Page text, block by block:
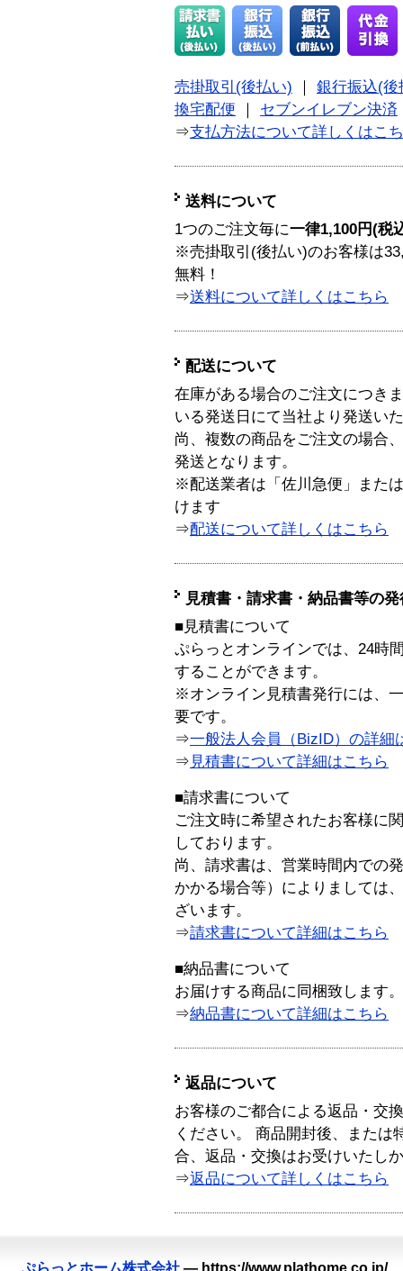
売掛取引(後払い)
銀行振込(後
換宅配便
セブンイレブン決済
⇒支払方法について詳しくはこ
送料について
1つのご注文毎に一律1,100円(税
※売掛取引(後払い)のお客様は
無料！
⇒送料について詳しくはこちら
配送について
在庫がある場合のご注文につき
いる発送日にて当社より発送い
尚、複数の商品をご注文の場合
発送となります。
※配送業者は「佐川急便」また
けます
⇒配送について詳しくはこちら
見積書・請求書・納品書等の
■見積書について
ぷらっとオンラインでは、24時
することができます。
※オンライン見積書発行には、
要です。
⇒一般法人会員（BizID）の詳細
⇒ 見積書について詳細はこちら
■請求書について
ご注文時に希望されたお客様に
しております。
尚、請求書は、営業時間内での
かかる場合等）によりましては
ざいます。
⇒請求書について詳細はこちら
■納品書について
お届けする商品に同梱致します。
⇒納品書について詳細はこちら
返品について
お客様のご都合による返品・交
ください。 商品開封後、または
合、返品・交換はお受けいたし
⇒返品について詳しくはこちら
ぷらっとホーム株式会社 — https://www.plathome.co.jp/